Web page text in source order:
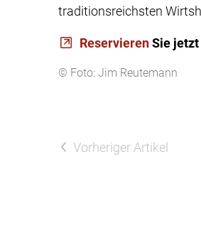
traditionsreichsten
ReservierenSie
© Foto: Jim Reutemann
Vorheriger Artikel